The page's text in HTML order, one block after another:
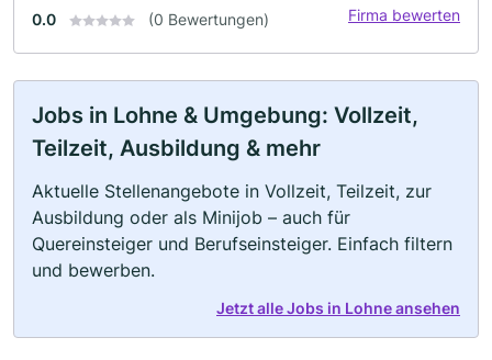
0.0 (0 Bewertungen) Firma bewerten
Jobs in Lohne & Umgebung: Vollzeit,
Teilzeit, Ausbildung & mehr
Aktuelle Stellenangebote in Vollzeit, Teilzeit, zur
Ausbildung oder als Minijob – auch für
Quereinsteiger und Berufseinsteiger. Einfach filtern
und bewerben.
Jetzt alle Jobs in Lohne ansehen